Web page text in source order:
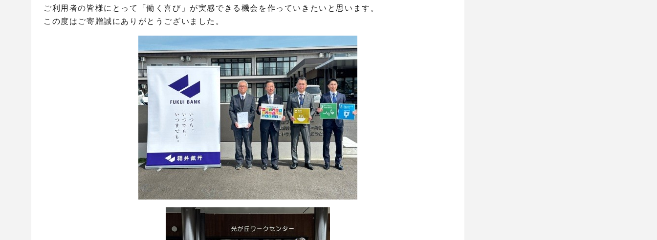
ご利用者の皆様にとって「働く喜び」が実感できる機会を作っていきたいと思います。
この度はご寄贈誠にありがとうございました。